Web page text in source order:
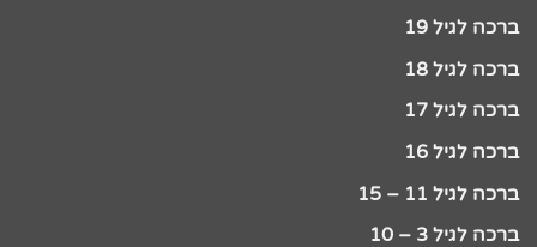
ברכה לגיל 19
ברכה לגיל 18
ברכה לגיל 17
ברכה לגיל 16
ברכה לגיל 11 – 15
ברכה לגיל 3 – 10